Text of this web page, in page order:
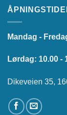
Mandag -
Lørdag: 10.00 -
Dikeveien 35,